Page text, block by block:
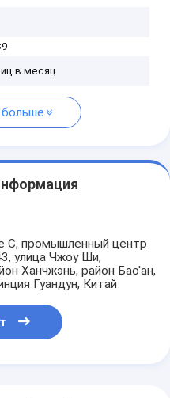
в месяц
C, промышленный центр
улица Чжоу Ши,
Ханчжэнь, район Бао'ан,
Гуандун, Китай